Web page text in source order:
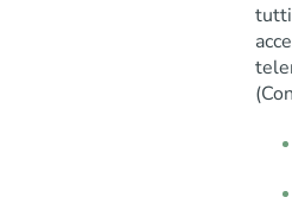
tutti